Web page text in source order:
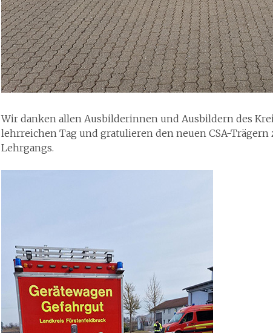
Wir danken allen Ausbilderinnen und Ausbildern des
lehrreichen Tag und gratulieren den neuen CSA-
Lehrgangs.